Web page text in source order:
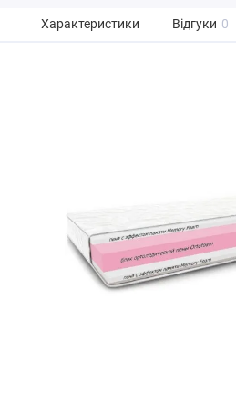
Характеристики Відгуки 0